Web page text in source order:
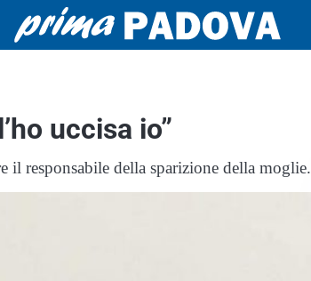
uccisa io”
il responsabile della sparizione della moglie.